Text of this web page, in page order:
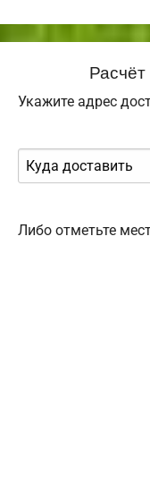
Укажите адрес
Либо отметьте